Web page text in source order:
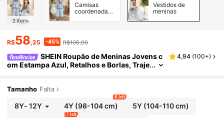
2 itens
Camisas
coordenadas
Vestidos de
meninas
R$58,25 -45% R$105,90
SHEIN Roupão de Meninas Jovens c
om Estampa Azul, Retalhos e Borlas, Traje
4,94 (100+)
Tamanho Falta
8Y- 12Y 4Y (98-104 cm)
8 left
5Y (104-110 cm)
7 left